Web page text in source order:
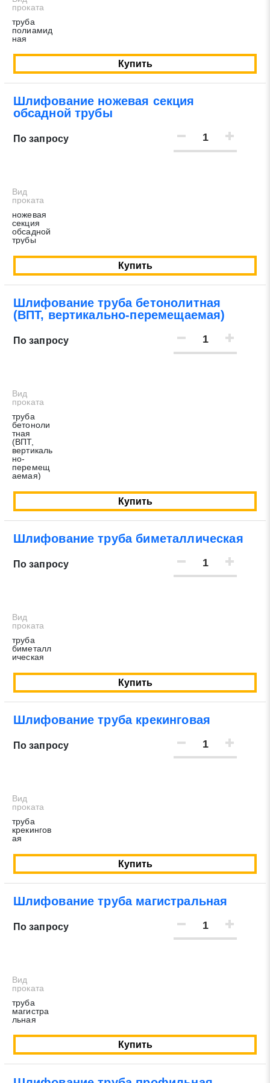
проката
труба
полиамид
ная
Купить
Шлифование ножевая секция
обсадной трубы
По запросу
Вид
проката
ножевая
секция
обсадной
трубы
Купить
Шлифование труба бетонолитная
(ВПТ, вертикально-перемещаемая)
По запросу
Вид
проката
труба
бетоноли
тная
(ВПТ,
вертикаль
но-
перемещ
аемая)
Купить
Шлифование труба биметаллическая
По запросу
Вид
проката
труба
биметалл
ическая
Купить
Шлифование труба крекинговая
По запросу
Вид
проката
труба
крекингов
ая
Купить
Шлифование труба магистральная
По запросу
Вид
проката
труба
магистра
льная
Купить